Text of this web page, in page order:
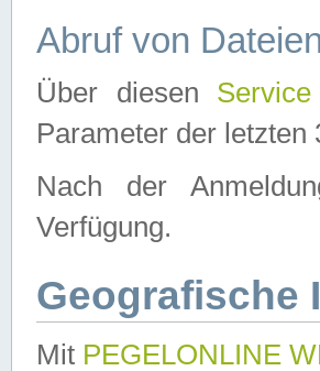
Abruf von
Über diesen Service
Parameter der letzten
Nach der
Verfügung.
Geografische
Mit PEGELONLINE